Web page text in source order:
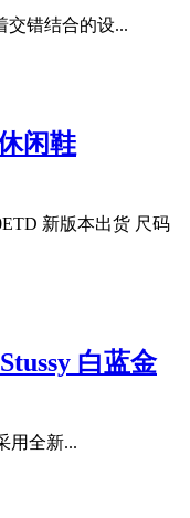
交错结合的设...
闲鞋
新版本出货 尺码
白蓝金
用全新...